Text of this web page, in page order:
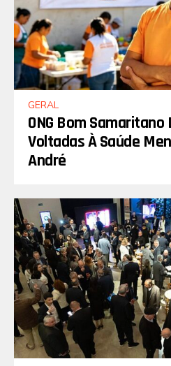
GERAL
ONG Bom
Voltadas À Saúde
André